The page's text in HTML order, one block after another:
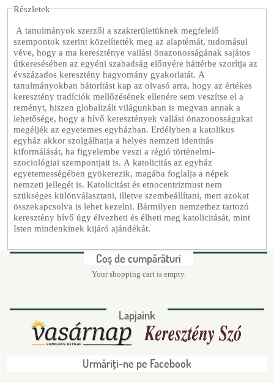
Részletek
A tanulmányok szerzői a szakterületüknek megfelelő
szempontok szerint közelítették meg az alaptémát, tudomásul
véve, hogy a ma kereszténye vallási önazonosságának sajátos
útkeresésében az egyéni szabadság előnyére háttérbe szorítja az
évszázados keresztény hagyomány gyakorlatát. A
tanulmányokban bátorítást kap az olvasó arra, hogy az értékes
keresztény tradíciók mellőzésének ellenére sem veszítse el a
reményt, hiszen globalizált világunkban is megvan annak a
lehetősége, hogy a hívő keresztények vallási önazonosságukat
megéljék az egyetemes egyházban. Erdélyben a katolikus
egyház akkor szolgálhatja a helyes nemzeti identitás
kiformálását, ha figyelembe veszi a régió történelmi-
szociológiai szempontjait is. A katolicitás az egyház
egyetemességében gyökerezik, magába foglalja a népek
nemzeti jellegét is. Katolicitást és etnocentrizmust nem
szükséges különválasztani, illetve szembeállítani, mert azokat
összekapcsolva is lehet kezelni. Bármilyen nemzethez tartozó
keresztény hívő úgy élvezheti és élheti meg katolicitását, mint
Isten mindenkinek kijáró ajándékát.
Coş de cumpărături
Your shopping cart is empty.
Lapjaink
Urmăriţi-ne pe Facebook